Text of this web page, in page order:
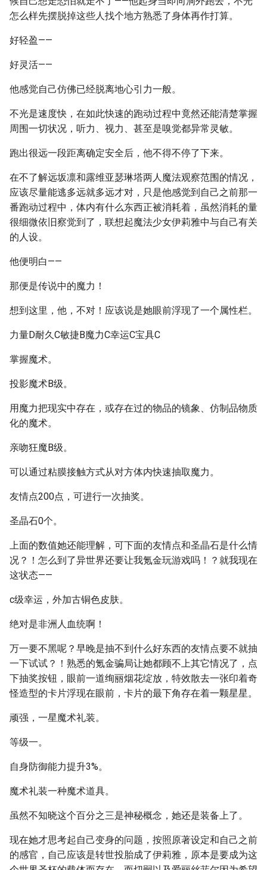
怎么样先摆脱掉这些人找个地方熟悉了身体再作打算。
好轻盈——
好灵活——
他感觉自己仿佛已经脱离地心引力一般。
不光是速度快，在如此快速的跑动过程中竟然还能清楚掌握
周围一切状况，听力、视力、甚至是嗅觉都异常灵敏。
跑出很远一段距离确定安全后，他不得不停了下来。
在不了解远坂凛和露维亚瑟琳塔两人魔法观察范围的情况，
应该尽量能逃多远就多远才对，只是他感觉到自己之前那一
番跑动过程中，体内有什么东西正被消耗着，虽然消耗的量
很细微依旧察觉到了，联想起魔法少女伊莉雅中与自己有关
的人设。
他便明白——
那便是传说中的魔力！
想到这里，他，不对！应该说是她眼前浮现了一个属性栏。
力量D耐久C敏捷B魔力C幸运C宝具C
掌握魔术。
投影魔术B级。
用魔力把现实中存在，或存在过的物品的镜象、仿制品物质
化的魔术。
亲吻狂魔B级。
可以通过粘膜接触方式从对方体内快速抽取魔力。
友情点200点，可进行一次抽奖。
圣晶石0个。
上面的数值她还能理解，可下面的友情点和圣晶石是什么情
况？！怎么到了异世界还要让我氪金玩游戏吗！？就我现在
这状态——
c级幸运，外加古铜色皮肤。
绝对是非洲人血统啊！
万一要不黑呢？早晚是抽不到什么好东西的友情点要不就抽
一下试试？！熟悉的氪金骗局让她都顾不上其它情况了，点
下抽奖按钮，眼前一道绚丽烟花绽放，特效散去一张印着奇
怪造型的卡片浮现在眼前，卡片的最下角存在着一颗星星。
顽强，一星魔术礼装。
等级一。
自身防御能力提升3%。
魔术礼装一种魔术道具。
虽然不知晓这个百分之三是神秘概念，她还是装备上了。
现在她才思考起自己变身的问题，按照原著设定和自己之前
的感官，自己应该是转世投胎成了伊莉雅，原本是要成为这